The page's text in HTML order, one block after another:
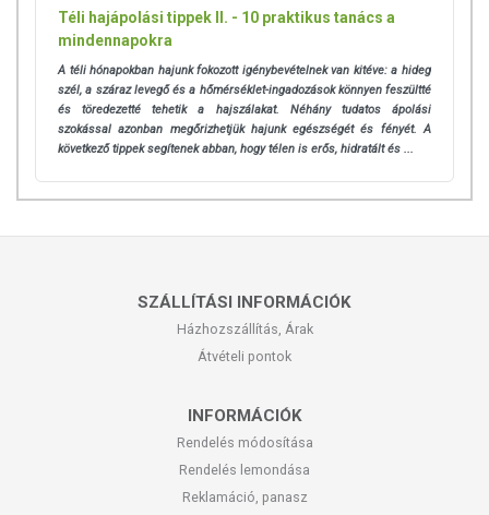
Téli hajápolási tippek II. - 10 praktikus tanács a
mindennapokra
A téli hónapokban hajunk fokozott igénybevételnek van kitéve: a hideg
szél, a száraz levegő és a hőmérséklet-ingadozások könnyen feszültté
és töredezetté tehetik a hajszálakat. Néhány tudatos ápolási
szokással azonban megőrizhetjük hajunk egészségét és fényét. A
következő tippek segítenek abban, hogy télen is erős, hidratált és ...
SZÁLLÍTÁSI INFORMÁCIÓK
Házhozszállítás, Árak
Átvételi pontok
INFORMÁCIÓK
Rendelés módosítása
Rendelés lemondása
Reklamáció, panasz